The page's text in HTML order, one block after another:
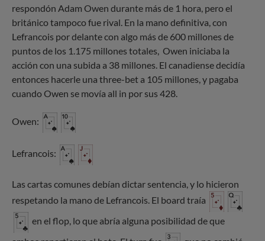
respondón Adam Owen durante más de 1 hora, pero el
británico tampoco fue rival. En la mano definitiva, con
Lefrancois por delante con algo más de 600 millones de
puntos de los 1.175 millones totales, Owen iniciaba la
acción con una subida a 38 millones. El canadiense decidía
entonces hacerle una three-bet a 105 millones, y pagaba
cuando Owen se movía all in por sus 428.
Owen:
Lefrancois:
Las cartas comunes debían dictar sentencia, y lo hicieron
respetando la mano de Lefrancois. El board traía
en el flop, lo que abría alguna posibilidad de que